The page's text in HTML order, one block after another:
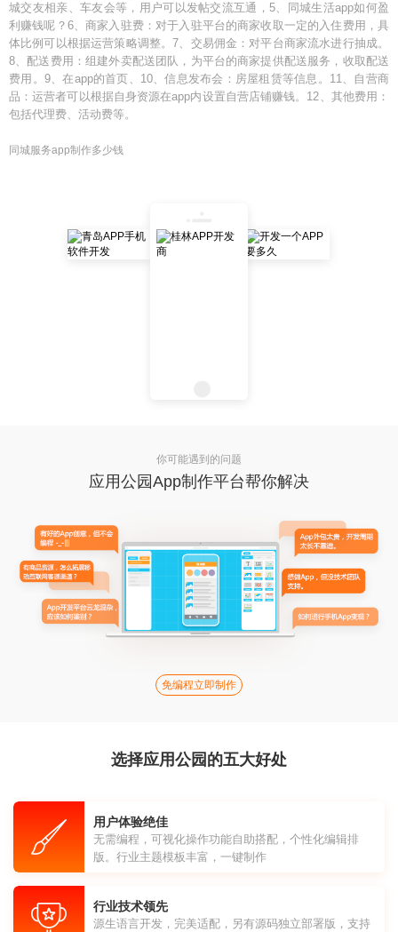
城交友相亲、车友会等，用户可以发帖交流互通，5、同城生活app如何盈
利赚钱呢？6、商家入驻费：对于入驻平台的商家收取一定的入住费用，具
体比例可以根据运营策略调整。7、交易佣金：对平台商家流水进行抽成。
8、配送费用：组建外卖配送团队，为平台的商家提供配送服务，收取配送
费用。9、在app的首页、10、信息发布会：房屋租赁等信息。11、自营商
品：运营者可以根据自身资源在app内设置自营店铺赚钱。12、其他费用：
包括代理费、活动费等。
同城服务app制作多少钱
你可能遇到的问题
应用公园App制作平台帮你解决
免编程立即制作
选择应用公园的五大好处
用户体验绝佳
无需编程，可视化操作功能自助搭配，个性化编辑排
版。行业主题模板丰富，一键制作
行业技术领先
源生语言开发，完美适配，另有源码独立部署版，支持